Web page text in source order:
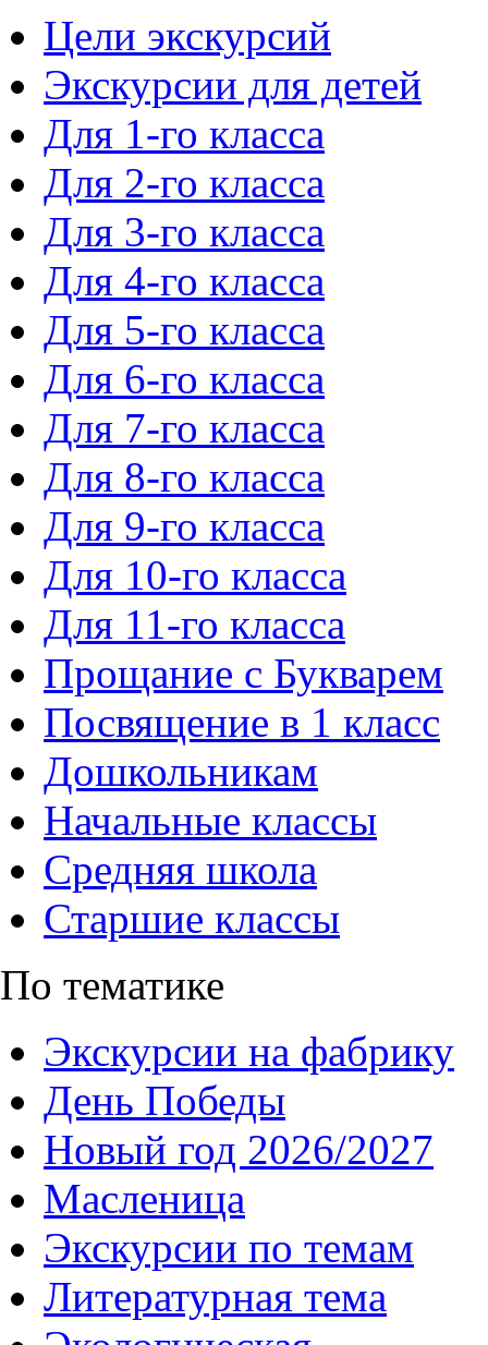
Цели экскурсий
Экскурсии для детей
Для 1-го класса
Для 2-го класса
Для 3-го класса
Для 4-го класса
Для 5-го класса
Для 6-го класса
Для 7-го класса
Для 8-го класса
Для 9-го класса
Для 10-го класса
Для 11-го класса
Прощание с Букварем
Посвящение в 1 класс
Дошкольникам
Начальные классы
Средняя школа
Старшие классы
По тематике
Экскурсии на фабрику
День Победы
Новый год 2026/2027
Масленица
Экскурсии по темам
Литературная тема